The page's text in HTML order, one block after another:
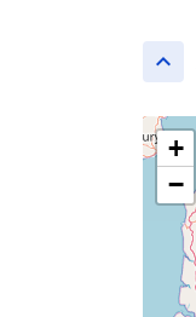
keyboard_arrow_up
+
−